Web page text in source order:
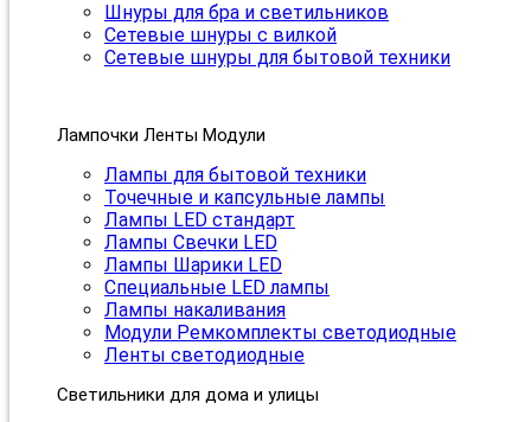
Шнуры для бра и светильников
Сетевые шнуры с вилкой
Сетевые шнуры для бытовой техники
Лампочки Ленты Модули
Лампы для бытовой техники
Точечные и капсульные лампы
Лампы LED стандарт
Лампы Свечки LED
Лампы Шарики LED
Специальные LED лампы
Лампы накаливания
Модули Ремкомплекты светодиодные
Ленты светодиодные
Светильники для дома и улицы